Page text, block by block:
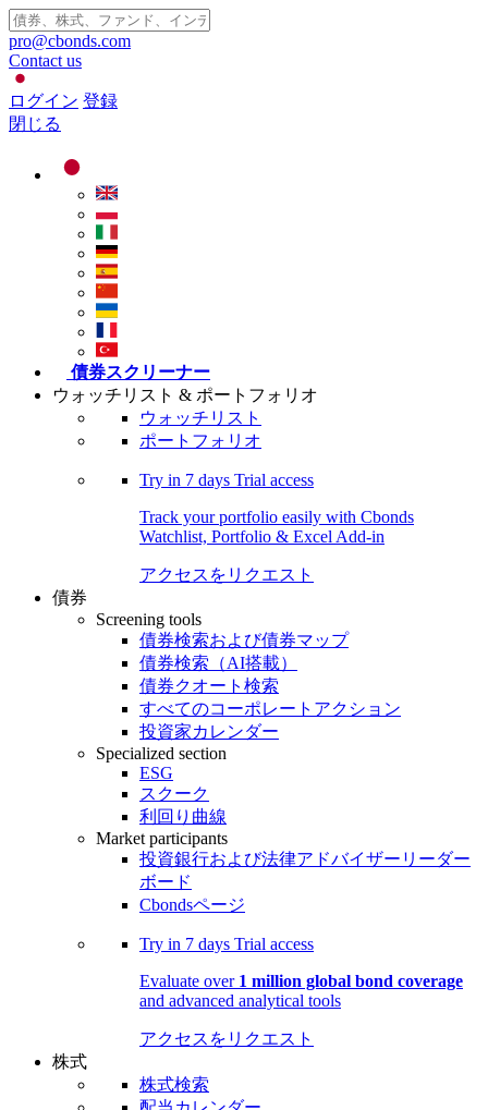
pro@cbonds.com
Contact us
ログイン 登録
閉じる
債券スクリーナー
ウォッチリスト & ポートフォリオ
ウォッチリスト
ポートフォリオ
Try in 7 days Trial access
Track your portfolio easily with Cbonds
Watchlist, Portfolio & Excel Add-in
アクセスをリクエスト
債券
Screening tools
債券検索および債券マップ
債券検索（AI搭載）
債券クオート検索
すべてのコーポレートアクション
投資家カレンダー
Specialized section
ESG
スクーク
利回り曲線
Market participants
投資銀行および法律アドバイザーリーダー
ボード
Cbondsページ
Try in 7 days Trial access
Evaluate over 1 million global bond coverage
and advanced analytical tools
アクセスをリクエスト
株式
株式検索